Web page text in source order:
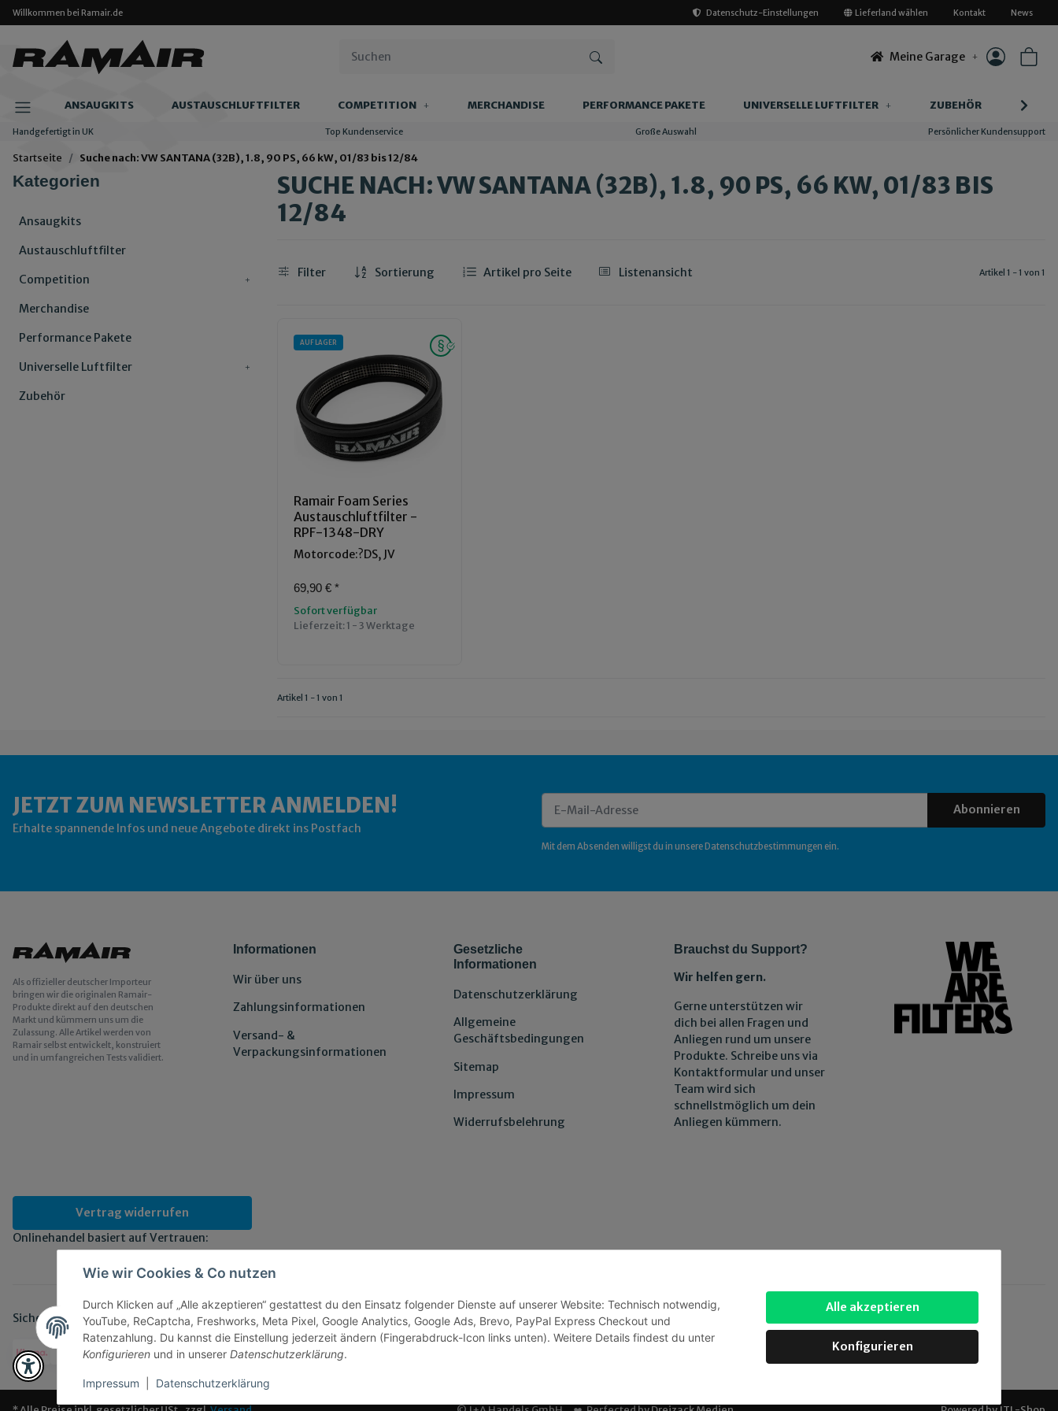
Alle akzeptieren
Konfigurieren
Wie wir Cookies & Co nutzen
Durch Klicken auf „Alle akzeptieren“ gestattest du den Einsatz folgender Dienste auf unserer Website: Technisch notwendig,
YouTube, ReCaptcha, Freshworks, Meta Pixel, Google Analytics, Google Ads, Brevo, PayPal Express Checkout und
Ratenzahlung. Du kannst die Einstellung jederzeit ändern (Fingerabdruck-Icon links unten). Weitere Details findest du unter
Konfigurieren und in unserer Datenschutzerklärung.
Impressum Datenschutzerklärung
Willkommen bei Ramair.de Datenschutz-Einstellungen Lieferland wählen Kontakt News
Meine Garage
ANSAUGKITS AUSTAUSCHLUFTFILTER COMPETITION MERCHANDISE PERFORMANCE PAKETE UNIVERSELLE LUFTFILTER ZUBEHÖR
Handgefertigt in UK Top Kundenservice Große Auswahl Persönlicher Kundensupport
Startseite Suche nach: VW SANTANA (32B), 1.8, 90 PS, 66 kW, 01/83 bis 12/84
SUCHE NACH: VW SANTANA (32B), 1.8, 90 PS, 66 KW, 01/83 BIS
12/84
Filter Sortierung Artikel pro Seite Listenansicht Artikel 1 - 1 von 1
AUF LAGER
Ramair Foam Series
Austauschluftfilter -
RPF-1348-DRY
Motorcode:?DS, JV
69,90 € *
Sofort verfügbar
Lieferzeit:1 - 3 Werktage
Artikel 1 - 1 von 1
Kategorien
Ansaugkits
Austauschluftfilter
Competition
Merchandise
Performance Pakete
Universelle Luftfilter
Zubehör
JETZT ZUM NEWSLETTER ANMELDEN!
Erhalte spannende Infos und neue Angebote direkt ins Postfach
Abonnieren
Mit dem Absenden willigst du in unsereDatenschutzbestimmungen ein.
Als offizieller deutscher Importeur
bringen wir die originalen Ramair-
Produkte direkt auf den deutschen
Markt und kümmern uns um die
Zulassung. Alle Artikel werden von
Ramair selbst entwickelt, konstruiert
und in umfangreichen Tests validiert.
Informationen
Wir über uns
Zahlungsinformationen
Versand- &
Verpackungsinformationen
Gesetzliche
Informationen
Datenschutzerklärung
Allgemeine
Geschäftsbedingungen
Sitemap
Impressum
Widerrufsbelehrung
Brauchst du Support?
Wir helfen gern.
Gerne unterstützen wir
dich bei allen Fragen und
Anliegen rund um unsere
Produkte. Schreibe uns via
Kontaktformular und unser
Team wird sich
schnellstmöglich um dein
Anliegen kümmern.
Vertrag widerrufen
Onlinehandel basiert auf Vertrauen:
Sicher bezahlen via: Wir versenden via: